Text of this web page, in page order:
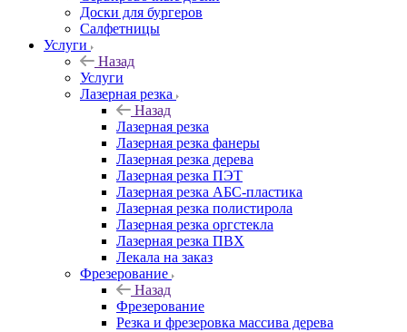
Доски для бургеров
Салфетницы
Услуги
Назад
Услуги
Лазерная резка
Назад
Лазерная резка
Лазерная резка фанеры
Лазерная резка дерева
Лазерная резка ПЭТ
Лазерная резка АБС-пластика
Лазерная резка полистирола
Лазерная резка оргстекла
Лазерная резка ПВХ
Лекала на заказ
Фрезерование
Назад
Фрезерование
Резка и фрезеровка массива дерева